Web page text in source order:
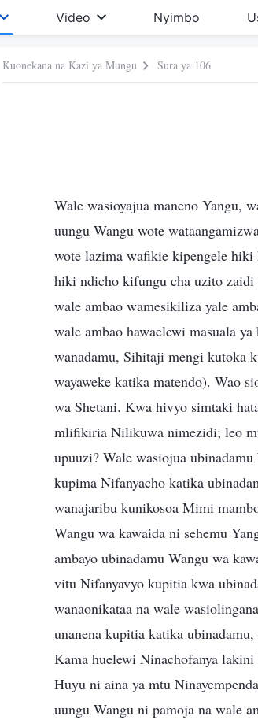
Video Nyimbo
Kuonekana na Kazi ya Mungu Sura ya 106
Wale wasioyajua maneno Yangu,
uungu Wangu wote
wote lazima wafikie kipengele hiki
hiki ndicho kifungu cha uzito zaidi
wale ambao wamesikiliza yale
wale ambao hawaelewi masuala
wanadamu, Sihitaji mengi kutoka
wayaweke katika matendo). Wao
wa Shetani. Kwa hivyo simtaki
mlifikiria Nilikuwa nimezidi; leo
upuuzi? Wale wasiojua
kupima Nifanyacho katika
wanajaribu kunikosoa Mimi
Wangu wa kawaida ni sehemu
ambayo ubinadamu Wangu wa
vitu Nifanyavyo kupitia kwa
wanaonikataa na wale
unanena kupitia katika
Kama huelewi Ninachofanya
Huyu ni aina ya mtu
uungu Wangu ni pamoja na wale